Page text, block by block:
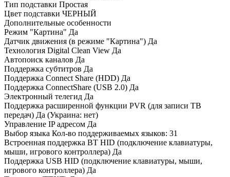
Тип подставки Простая
Цвет подставки ЧЕРНЫЙ
Дополнительные особенности
Режим "Картина" Да
Датчик движения (в режиме "Картина") Да
Технология Digital Clean View Да
Автопоиск каналов Да
Поддержка субтитров Да
Поддержка Connect Share (HDD) Да
Поддержка ConnectShare (USB 2.0) Да
Электронный телегид Да
Поддержка расширенной функции PVR (для записи ТВ
передач) Да (Украина: нет)
Управление IP адресом Да
Выбор языка Кол-во поддерживаемых языков: 31
Встроенная поддержка BT HID (подключение клавиатуры,
мыши, игрового контроллера) Да
Поддержка USB HID (подключение клавиатуры, мыши,
игрового контроллера) Да